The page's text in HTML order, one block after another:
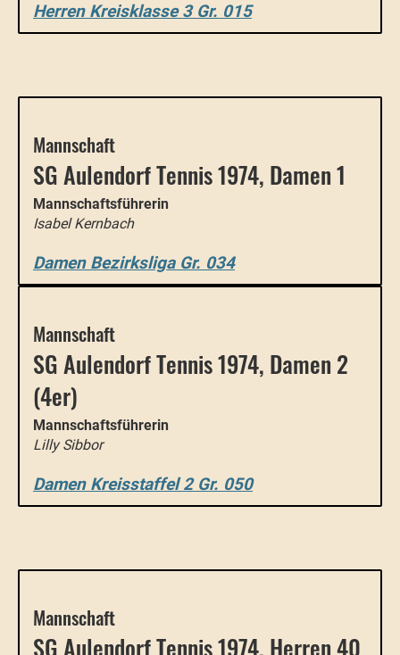
Herren Kreisklasse 3 Gr. 015
Mannschaft
SG Aulendorf Tennis 1974, Damen 1
Mannschaftsführerin
Isabel Kernbach
Damen Bezirksliga Gr. 034
Mannschaft
SG Aulendorf Tennis 1974, Damen 2
(4er)
Mannschaftsführerin
Lilly Sibbor
Damen Kreisstaffel 2 Gr. 050
Mannschaft
SG Aulendorf Tennis 1974, Herren 40